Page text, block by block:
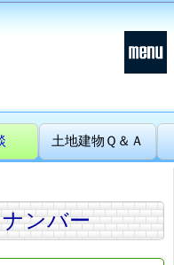
土地建物Ｑ＆Ａ
ンバー